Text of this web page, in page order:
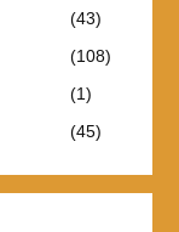
(43)
(108)
(1)
(45)